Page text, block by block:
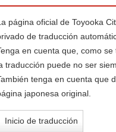
página oficial de Toyooka
de traducción
en cuenta que, como
traducción puede no ser
tenga en cuenta que
japonesa original.
Inicio de traducción